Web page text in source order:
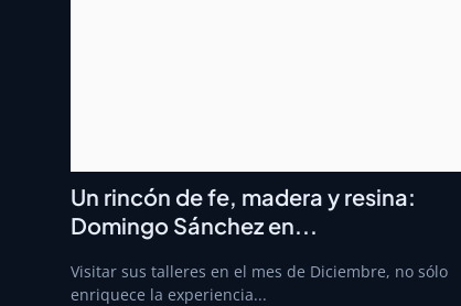
Un rincón de fe, madera y resina:
Domingo Sánchez en...
Visitar sus talleres en el mes de Diciembre, no sólo
enriquece la experiencia...